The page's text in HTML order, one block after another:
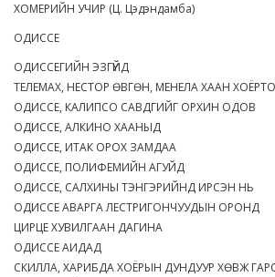
ХОМЕРИЙН УЧИР (Ц. Цэдэндамба)
ОДИССЕ
ОДИССЕГИЙН ЭЗГҮЙД
ТЕЛЕМАХ, НЕСТОР ӨВГӨН, МЕНЕЛА ХААН
ОДИССЕ, КАЛИПСО САВДГИЙГ ОРХИН ОДОВ
ОДИССЕ, АЛКИНО ХААНЫД
ОДИССЕ, ИТАК ОРОХ ЗАМДАА
ОДИССЕ, ПОЛИФЕМИЙН АГУЙД
ОДИССЕ, САЛХИНЫ ТЭНГЭРИЙНД ИРСЭН НЬ
ОДИССЕ АВАРГА ЛЕСТРИГОНЧУУДЫН ОРОНД
ЦИРЦЕ ХУВИЛГААН ДАГИНА
ОДИССЕ АИДАД
СКИЛЛА, ХАРИБДА ХОЁРЫН ДУНДУУР ХӨВЖ